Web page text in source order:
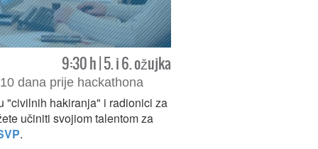
9:30 h | 5. i 6. ožujka
dana prije hackathona
"civilnih hakiranja" i radionici za
učiniti svojiom talentom za
.